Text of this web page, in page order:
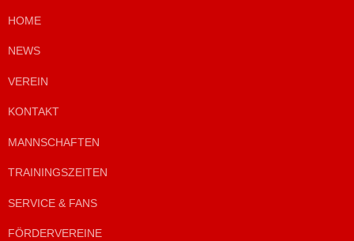
HOME
NEWS
VEREIN
KONTAKT
MANNSCHAFTEN
TRAININGSZEITEN
SERVICE & FANS
FÖRDERVEREINE